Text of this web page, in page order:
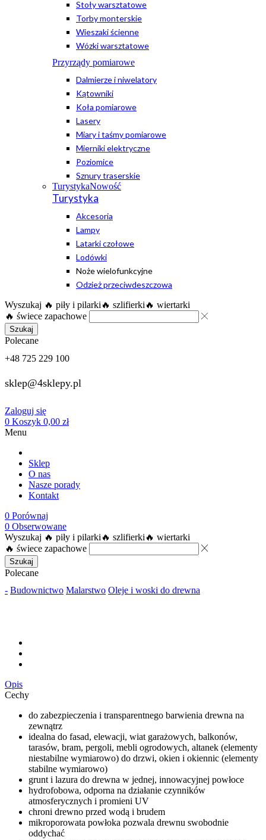
Stoły warsztatowe
Torby monterskie
Wieszaki ścienne
Wózki warsztatowe
Przyrządy pomiarowe
Dalmierze i niwelatory
Kątowniki
Koła pomiarowe
Lasery
Miary i taśmy pomiarowe
Mierniki elektryczne
Poziomice
Sznury traserskie
TurystykaNowość
Turystyka
Akcesoria
Lampy
Latarki czołowe
Lodówki
Noże wielofunkcyjne
Odzież przeciwdeszczowa
Wyszukaj 🔥 piły i pilarki 🔥 szlifierki 🔥 wiertarki
🔥 świece zapachowe
Szukaj
Polecane
+48 725 229 100
sklep@4sklepy.pl
Zaloguj się
0 Koszyk 0,00 zł
Menu
Sklep
O nas
Nasze porady
Kontakt
0 Porównaj
0 Obserwowane
Wyszukaj 🔥 piły i pilarki 🔥 szlifierki 🔥 wiertarki
🔥 świece zapachowe
Szukaj
Polecane
- Budownictwo Malarstwo Oleje i woski do drewna
Opis
Cechy
do zabezpieczenia i transparentnego barwienia drewna na
zewnątrz
idealna do fasad, elewacji, wiat garażowych, balkonów,
tarasów, bram, pergoli, mebli ogrodowych, altanek (elementy
niestabilne wymiarowo) do drzwi, okien i okiennic (elementy
stabilne wymiarowo)
grunt i lazura do drewna w jednej, innowacyjnej powłoce
hydrofobowa, odporna na działanie czynników
atmosferycznych i promieni UV
chroni drewno przed wodą i brudem
mikroporowata powłoka pozwala drewnu swobodnie
oddychać